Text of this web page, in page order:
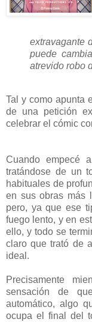
extravagante
puede
atrevido robo
Tal y como apunta
de una petición
celebrar el cómic
Cuando empecé
tratándose de un
habituales de
en sus obras más
pero, ya que ese
fuego lento, y en
ello, y todo se
claro que trató de
ideal.
Precisamente
sensación de
automático, algo
ocupa el final del